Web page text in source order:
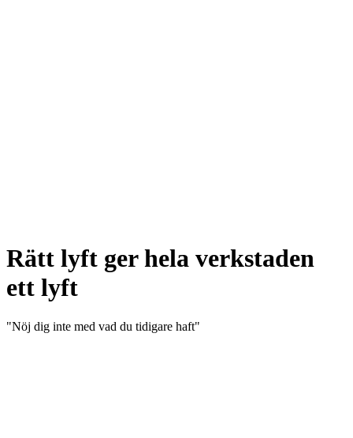
Rätt lyft ger hela verkstaden
ett lyft
"Nöj dig inte med vad du tidigare haft"